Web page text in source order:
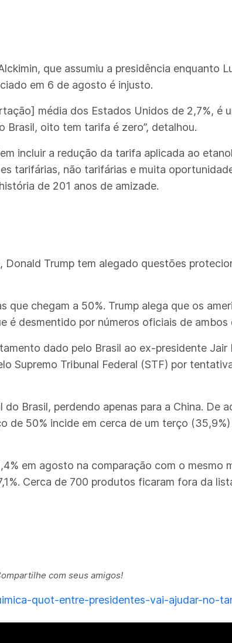
que assumiu a presidência enquanto
em 6 de agosto é injusto.
média dos Estados Unidos de 2,7%, é
Brasil, oito tem tarifa é zero”, detalhou.
incluir a redução da tarifa aplicada ao
tarifárias, não tarifárias e muita
de 201 anos de amizade.
Trump tem alegado questões
que chegam a 50%. Trump alega que os
é desmentido por números oficiais de ambos
dado pelo Brasil ao ex-presidente Jair
Supremo Tribunal Federal (STF) por
Brasil, perdendo apenas para a China. De
de 50% incide em cerca de um terço
em agosto na comparação com o mesmo
Cerca de 700 produtos ficaram fora da
com seus amigos!
quot-entre-presidentes-vai-ajudar-no-